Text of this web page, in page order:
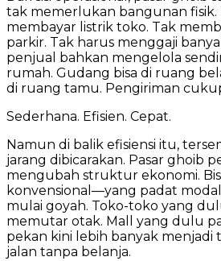
tak memerlukan bangunan fisik.
membayar listrik toko. Tak
parkir. Tak harus menggaji
penjual bahkan mengelola
rumah. Gudang bisa di ruang
di ruang tamu. Pengiriman
Sederhana. Efisien. Cepat.
Namun di balik efisiensi itu,
jarang dibicarakan. Pasar ghoib
mengubah struktur ekonomi.
konvensional—yang padat
mulai goyah. Toko-toko yang
memutar otak. Mall yang dulu
pekan kini lebih banyak menjadi
jalan tanpa belanja.